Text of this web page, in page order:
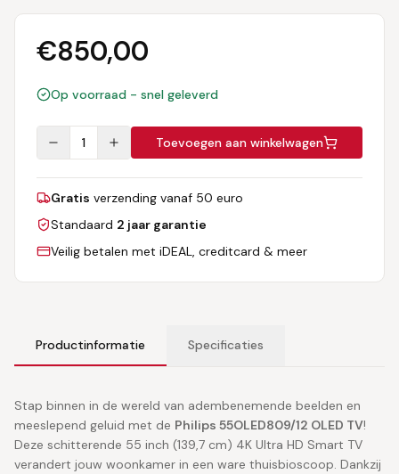
€850,00
Op voorraad - snel geleverd
1 Toevoegen aan winkelwagen
Gratis verzending vanaf 50 euro
Standaard 2 jaar garantie
Veilig betalen met iDEAL, creditcard & meer
Productinformatie Specificaties
Stap binnen in de wereld van adembenemende beelden en
meeslepend geluid met de Philips 55OLED809/12 OLED TV!
Deze schitterende 55 inch (139,7 cm) 4K Ultra HD Smart TV
verandert jouw woonkamer in een ware thuisbioscoop. Dankzij